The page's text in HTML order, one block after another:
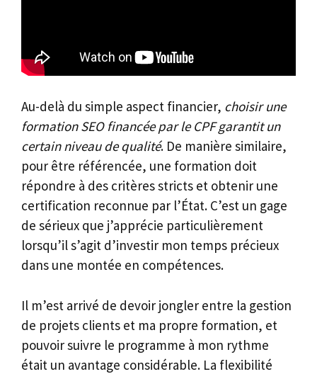
Au-delà du simple aspect financier, choisir une
formation SEO financée par le CPF garantit un
certain niveau de qualité. De manière similaire,
pour être référencée, une formation doit
répondre à des critères stricts et obtenir une
certification reconnue par l’État. C’est un gage
de sérieux que j’apprécie particulièrement
lorsqu’il s’agit d’investir mon temps précieux
dans une montée en compétences.
Il m’est arrivé de devoir jongler entre la gestion
de projets clients et ma propre formation, et
pouvoir suivre le programme à mon rythme
était un avantage considérable. La flexibilité